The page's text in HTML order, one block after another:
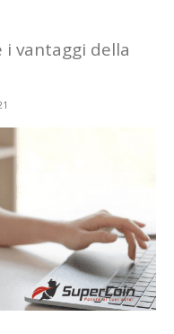
vantaggi della